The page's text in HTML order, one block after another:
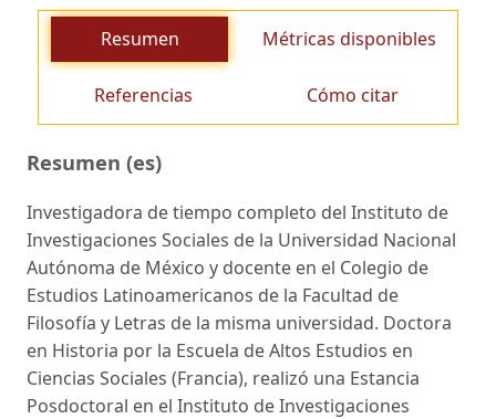
Resumen Métricas disponibles
Referencias Cómo citar
Resumen (es)
Investigadora de tiempo completo del Instituto de
Investigaciones Sociales de la Universidad Nacional
Autónoma de México y docente en el Colegio de
Estudios Latinoamericanos de la Facultad de
Filosofía y Letras de la misma universidad. Doctora
en Historia por la Escuela de Altos Estudios en
Ciencias Sociales (Francia), realizó una Estancia
Posdoctoral en el Instituto de Investigaciones